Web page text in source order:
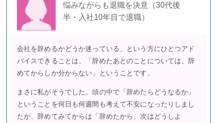
悩みながらも退職を決意（30代後
半・入社10年目で退職）
会社を辞めるかどうか迷っている、という方にひとつアド
バイスできることは、「辞めたあとのことについては、辞
めてからしか分からない」ということです。
まさに私がそうでした。頭の中で「辞めたらどうなるか」
ということを何日も何週間も考えて不安になったりしまし
たが、辞めてみてからは「辞めたから、次はどうしよ